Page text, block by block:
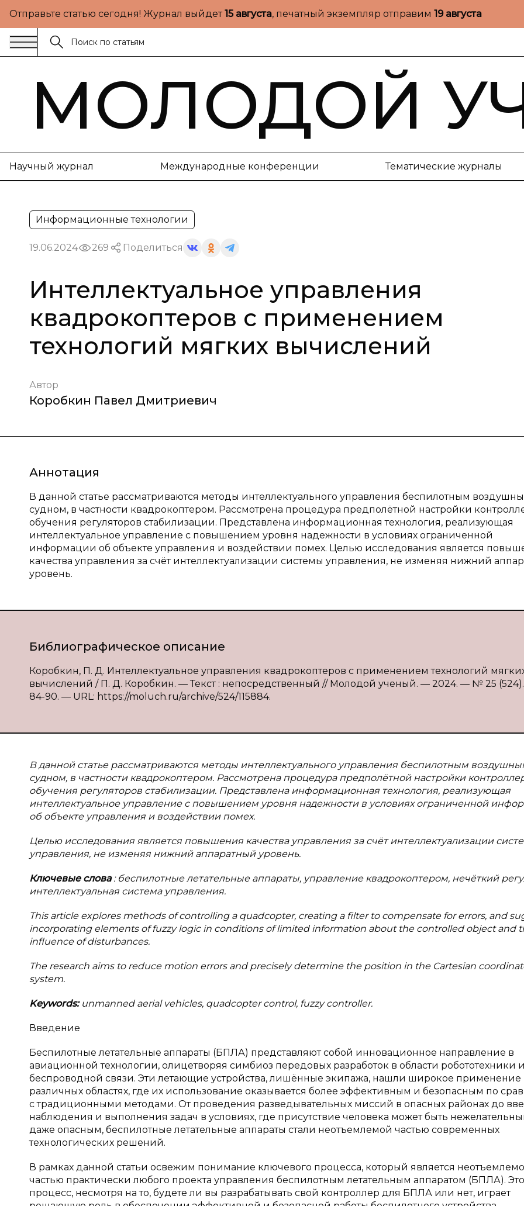
Отправьте статью сегодня! Журнал выйдет15 августа, печатный экземпляр отправим 19 августа
МОЛОДОЙ
Научный журнал Международные конференции Тематические журналы
Информационные технологии
19.06.2024 269 Поделиться
Интеллектуальное управления
квадрокоптеров с применением
технологий мягких вычислений
Автор
Коробкин Павел Дмитриевич
Аннотация
В данной статье рассматриваются методы интеллектуального управления беспилотным
судном, в частности квадрокоптером. Рассмотрена процедура предполётной настройки
обучения регуляторов стабилизации. Представлена информационная технология, реализующая
интеллектуальное управление с повышением уровня надежности в условиях ограниченной
информации об объекте управления и воздействии помех. Целью исследования является
качества управления за счёт интеллектуализации системы управления, не изменяя нижний
уровень.
Библиографическое описание
Коробкин, П. Д. Интеллектуальное управления квадрокоптеров с применением технологий
вычислений / П. Д. Коробкин. — Текст : непосредственный // Молодой ученый. — 2024. — № 25
84-90. — URL: https://moluch.ru/archive/524/115884.
В данной статье рассматриваются методы интеллектуального управления беспилотным
судном, в частности квадрокоптером. Рассмотрена процедура предполётной настройки
обучения регуляторов стабилизации. Представлена информационная технология, реализующая
интеллектуальное управление с повышением уровня надежности в условиях ограниченной
об объекте управления и воздействии помех.
Целью исследования является повышения качества управления за счёт интеллектуализации
управления, не изменяя нижний аппаратный уровень.
Ключевые слова: беспилотные летательные аппараты, управление квадрокоптером, нечёткий
интеллектуальная система управления.
This article explores methods of controlling a quadcopter, creating a filter to compensate for errors, and
incorporating elements of fuzzy logic in conditions of limited information about the controlled object and
influence of disturbances.
The research aims to reduce motion errors and precisely determine the position in the Cartesian
system.
Keywords: unmanned aerial vehicles, quadcopter control, fuzzy controller.
Введение
Беспилотные летательные аппараты (БПЛА) представляют собой инновационное направление в
авиационной технологии, олицетворяя симбиоз передовых разработок в области робототехники и
беспроводной связи. Эти летающие устройства, лишённые экипажа, нашли широкое применение
различных областях, где их использование оказывается более эффективным и безопасным по
с традиционными методами. От проведения разведывательных миссий в опасных районах до
наблюдения и выполнения задач в условиях, где присутствие человека может быть
даже опасным, беспилотные летательные аппараты стали неотъемлемой частью современных
технологических решений.
В рамках данной статьи освежим понимание ключевого процесса, который является
частью практически любого проекта управления беспилотным летательным аппаратом (БПЛА).
процесс, несмотря на то, будете ли вы разрабатывать свой контроллер для БПЛА или нет, играет